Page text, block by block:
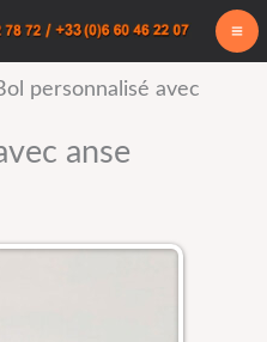
personnalisé avec
anse